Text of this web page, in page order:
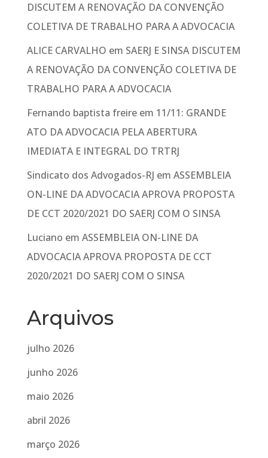
DISCUTEM A RENOVAÇÃO DA CONVENÇÃO
COLETIVA DE TRABALHO PARA A ADVOCACIA
ALICE CARVALHO em SAERJ E SINSA DISCUTEM
A RENOVAÇÃO DA CONVENÇÃO COLETIVA DE
TRABALHO PARA A ADVOCACIA
Fernando baptista freireem 11/11: GRANDE
ATO DA ADVOCACIA PELA ABERTURA
IMEDIATA E INTEGRAL DO TRTRJ
Sindicato dos Advogados-RJ em ASSEMBLEIA
ON-LINE DA ADVOCACIA APROVA PROPOSTA
DE CCT 2020/2021 DO SAERJ COM O SINSA
Luciano em ASSEMBLEIA ON-LINE DA
ADVOCACIA APROVA PROPOSTA DE CCT
2020/2021 DO SAERJ COM O SINSA
Arquivos
julho 2026
junho 2026
maio 2026
abril 2026
março 2026